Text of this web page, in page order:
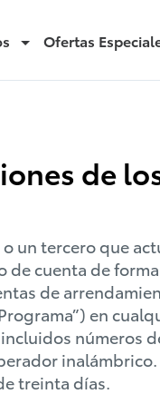
Ofertas
de
o un tercero que
cuenta de
de
en
números
inalámbrico.
treinta días.